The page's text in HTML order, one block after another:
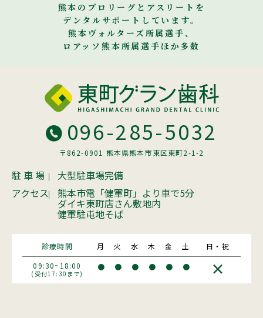
熊本のプロリーグとアスリートを
デンタルサポートしています。
熊本ヴォルターズ所属選手、
ロアッソ熊本所属選手ほか多数
096-285-5032
〒862-0901 熊本県熊本市東区東町2-1-2
駐 車 場
大型駐車場完備
アクセス
熊本市電「健軍町」より車で5分
ダイキ東町店さん敷地内
健軍駐屯地そば
診療時間 月 火 水 木 金 土
日・祝
09:30~18:00
(受付17:30まで)
● ● ● ● ● ● ×